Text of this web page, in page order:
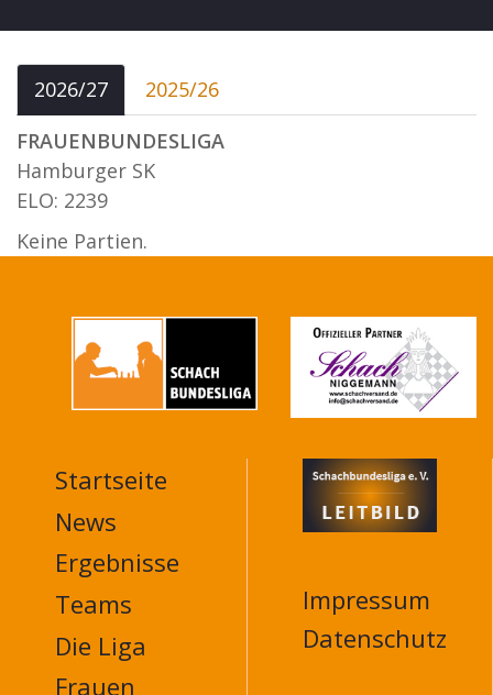
2026/27
2025/26
FRAUENBUNDESLIGA
Hamburger SK
ELO: 2239
Keine Partien.
MAIN
NAVIGATION
FOOTER
Startseite
News
Ergebnisse
Teams
Die Liga
Frauen
Impressum
Datenschutz